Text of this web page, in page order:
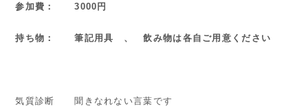
参加費： 3000円
持ち物： 筆記用具 、 飲み物は各自ご用意ください
気質診断 聞きなれない言葉です